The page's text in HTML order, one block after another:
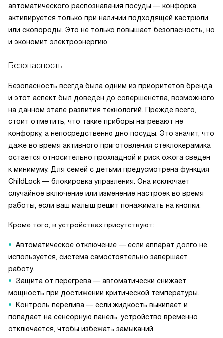
автоматического распознавания посуды — конфорка
активируется только при наличии подходящей кастрюли
или сковороды. Это не только повышает безопасность, но
и экономит электроэнергию.
Безопасность
Безопасность всегда была одним из приоритетов бренда,
и этот аспект был доведен до совершенства, возможного
на данном этапе развития технологий. Прежде всего,
стоит отметить, что такие приборы нагревают не
конфорку, а непосредственно дно посуды. Это значит, что
даже во время активного приготовления стеклокерамика
остается относительно прохладной и риск ожога сведен
к минимуму. Для семей с детьми предусмотрена функция
ChildLock — блокировка управления. Она исключает
случайное включение или изменение настроек во время
работы, если ваш малыш решит понажимать на кнопки.
Кроме того, в устройствах присутствуют:
Автоматическое отключение — если аппарат долго не
используется, система самостоятельно завершает
работу.
Защита от перегрева — автоматически снижает
мощность при достижении критической температуры.
Контроль перелива — если жидкость выкипает и
попадает на сенсорную панель, устройство временно
отключается, чтобы избежать замыканий.